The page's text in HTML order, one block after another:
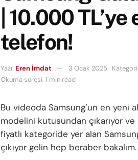
| 10.000
telefon!
Yazı: Eren İmdat 3 Ocak 2025 Kategori:
Okuma süresi: 1 min read
Bu videoda Samsung’un en yeni
modelini kutusundan çıkarıyor
fiyatlı kategoride yer alan
çıkıyor gelin hep beraber bakalım.